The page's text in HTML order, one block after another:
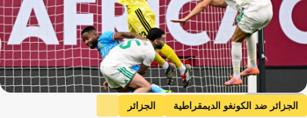
Getty Images
الجزائر ضد الكونغو الديمقراطية
الجزائر